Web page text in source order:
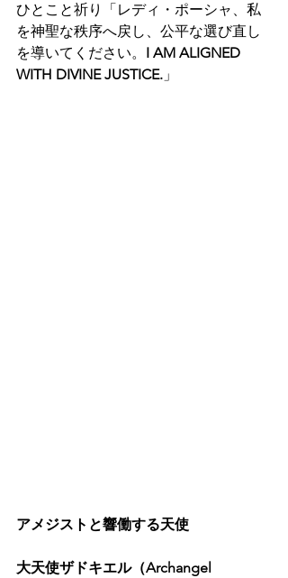
ひとこと祈り「レディ・ポーシャ、私
を神聖な秩序へ戻し、公平な選び直し
を導いてください。 I AM ALIGNED
WITH DIVINE JUSTICE. 」
アメジストと響働する天使
大天使ザドキエル（Archangel